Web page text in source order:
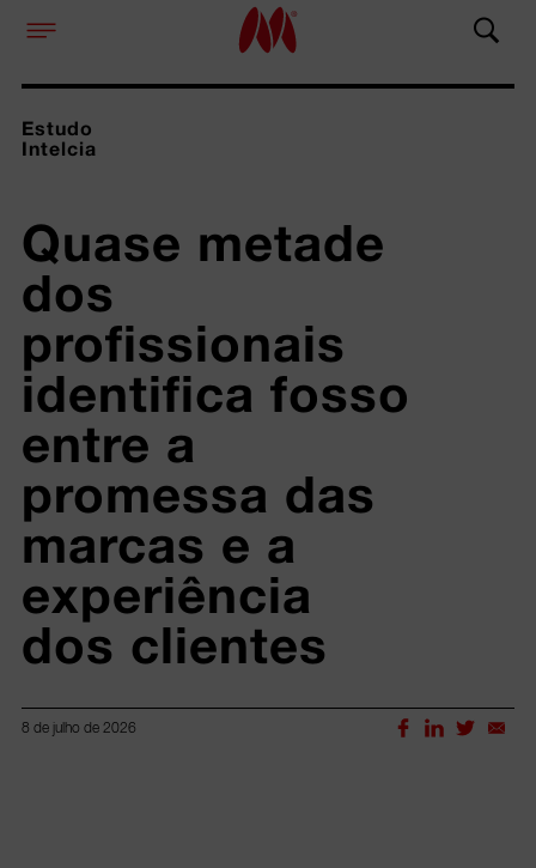
Estudo
Intelcia
Quase metade
dos
profissionais
identifica fosso
entre a
promessa das
marcas e a
experiência
dos clientes
8 de julho de 2026